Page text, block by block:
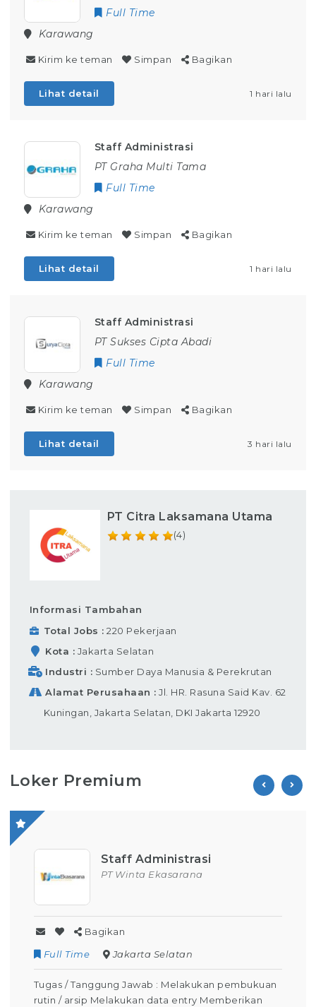
Full Time
Karawang
Kirim ke teman Simpan Bagikan
Lihat detail 1 hari lalu
Staff Administrasi
PT Graha Multi Tama
Full Time
Karawang
Kirim ke teman Simpan Bagikan
Lihat detail 1 hari lalu
Staff Administrasi
PT Sukses Cipta Abadi
Full Time
Karawang
Kirim ke teman Simpan Bagikan
Lihat detail 3 hari lalu
PT Citra Laksamana Utama
(4)
Informasi Tambahan
Total Jobs
220 Pekerjaan
Kota
Jakarta Selatan
Industri
Sumber Daya Manusia & Perekrutan
Alamat Perusahaan
Jl. HR. Rasuna Said Kav. 62
Kuningan, Jakarta Selatan, DKI Jakarta 12920
Loker Premium
Staff Administrasi
PT Winta Ekasarana
Bagikan
Full Time
Jakarta Selatan
Tugas / Tanggung Jawab : Melakukan pembukuan
rutin / arsip Melakukan data entry Memberikan